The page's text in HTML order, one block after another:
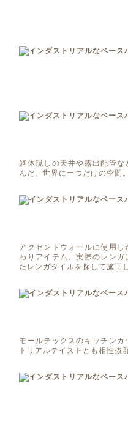
躯体現しの天井や露出配管
んだ、世界に一つだけの空間。
アクセントウォールに使用
わりアイテム。実際のレンガ
たレンガタイルを探して施工
モールテックスのキッチン
トリアルテイストとも相性抜